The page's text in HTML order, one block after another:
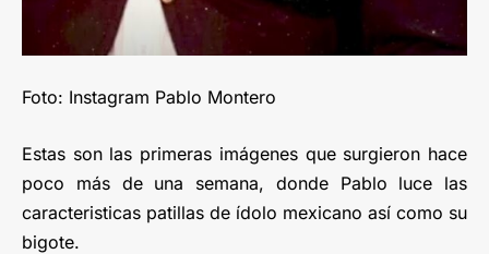
Foto: Instagram Pablo Montero
Estas son las primeras imágenes que surgieron hace
poco más de una semana, donde Pablo luce las
caracteristicas patillas de ídolo mexicano así como su
bigote.